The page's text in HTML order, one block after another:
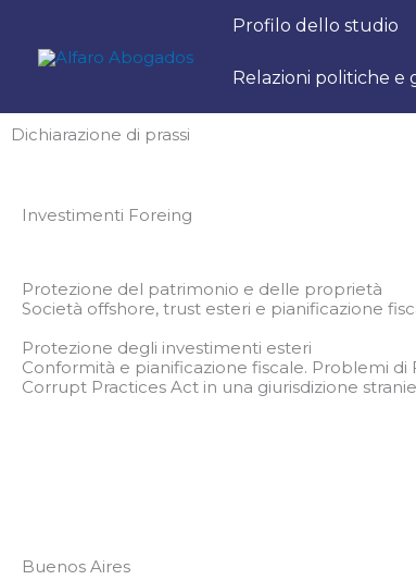
contenuto
Profilo dello studio
Relazioni politiche e
Dichiarazione di prassi
Investimenti Foreing
Protezione del patrimonio e delle proprietà
Società offshore, trust esteri e pianificazione
Protezione degli investimenti esteri
Conformità e pianificazione fiscale. Problemi di
Corrupt Practices Act in una giurisdizione
Buenos Aires